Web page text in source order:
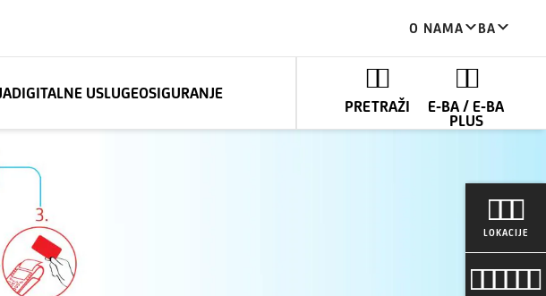
O NAMA BA
DIGITALNE USLUGEOSIGURANJE
PRETRAŽI
E-BA / E-BA
PLUS
LOKACIJE